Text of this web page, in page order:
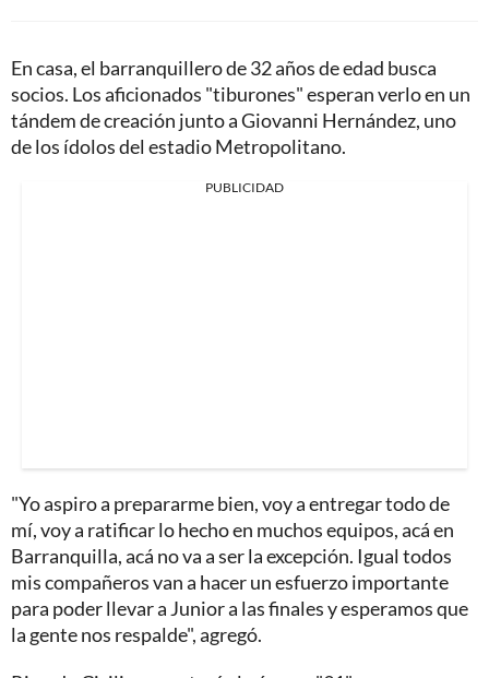
En casa, el barranquillero de 32 años de edad busca
socios. Los aficionados "tiburones" esperan verlo en un
tándem de creación junto a Giovanni Hernández, uno
de los ídolos del estadio Metropolitano.
PUBLICIDAD
"Yo aspiro a prepararme bien, voy a entregar todo de
mí, voy a ratificar lo hecho en muchos equipos, acá en
Barranquilla, acá no va a ser la excepción. Igual todos
mis compañeros van a hacer un esfuerzo importante
para poder llevar a Junior a las finales y esperamos que
la gente nos respalde", agregó.